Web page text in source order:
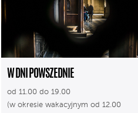
W DNI POWSZEDNIE
od 11.00 do 19.00
(w okresie wakacyjnym od 12.00